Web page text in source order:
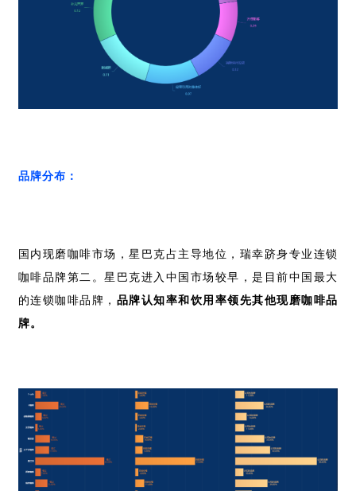
品牌分布：
国内现磨咖啡市场，星巴克占主导地位，瑞幸跻身专业连锁
咖啡品牌第二。星巴克进入中国市场较早，是目前中国最大
的连锁咖啡品牌， 品牌认知率和饮用率领先其他现磨咖啡品
牌。